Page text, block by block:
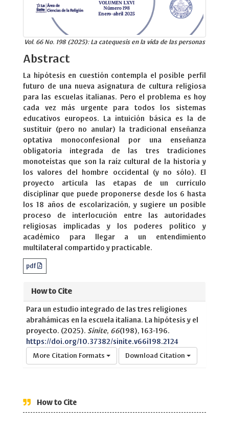
Vol. 66 No. 198 (2025): La catequesis en la vida de las personas
Abstract
La hipótesis en cuestión contempla el posible perfil
futuro de una nueva asignatura de cultura religiosa
para las escuelas italianas. Pero el problema es hoy
cada vez más urgente para todos los sistemas
educativos europeos. La intuición básica es la de
sustituir (pero no anular) la tradicional enseñanza
optativa monoconfesional por una enseñanza
obligatoria integrada de las tres tradiciones
monoteístas que son la raíz cultural de la historia y
los valores del hombre occidental (y no sólo). El
proyecto articula las etapas de un currículo
disciplinar que puede proponerse desde los 6 hasta
los 18 años de escolarización, y sugiere un posible
proceso de interlocución entre las autoridades
religiosas implicadas y los poderes político y
académico para llegar a un entendimiento
multilateral compartido y practicable.
pdf
How to Cite
Para un estudio integrado de las tres religiones
abrahámicas en la escuela italiana. La hipótesis y el
proyecto. (2025). Sinite, 66(198), 163-196.
https://doi.org/10.37382/sinite.v66i198.2124
More Citation Formats Download Citation
How to Cite